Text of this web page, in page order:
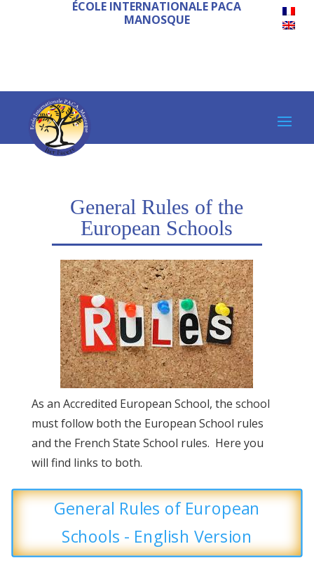
ÉCOLE INTERNATIONALE PACA
MANOSQUE
General Rules of the
European Schools
As an Accredited European School, the school
must follow both the European School rules
and the French State School rules. Here you
will find links to both.
General Rules of European
Schools - English Version